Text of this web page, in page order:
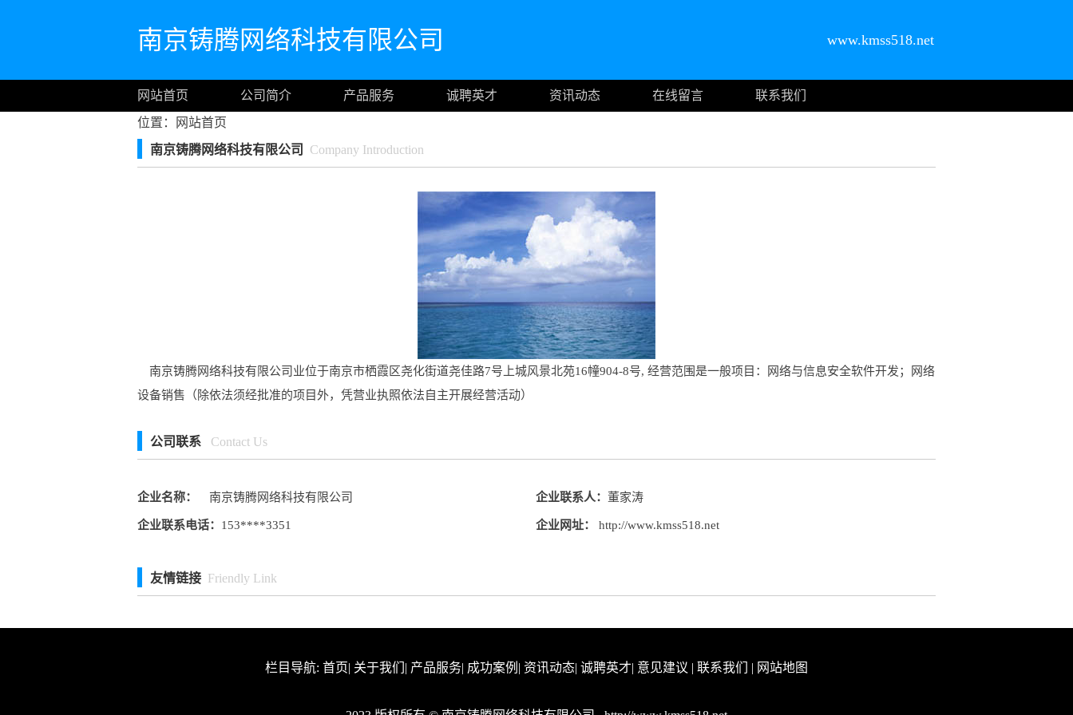
南京铸腾网络科技有限公司 www.kmss518.net
网站首页 公司简介 产品服务 诚聘英才 资讯动态 在线留言
联系我们
位置：
网站首页
南京铸腾网络科技有限公司
Company Introduction
南京铸腾网络科技有限公司业位于南京市栖霞区尧化街道尧佳路7号上城风景北苑16幢904-8号, 经营范围是一般项目：网络与信息安全软件开发；网络
设备销售（除依法须经批准的项目外，凭营业执照依法自主开展经营活动）
公司联系 Contact Us
企业名称： 南京铸腾网络科技有限公司 企业联系人： 董家涛
企业联系电话： 153****3351 企业网址： http://www.kmss518.net
友情链接 Friendly Link
栏目导航: 首页| 关于我们 | 产品服务| 成功案例 | 资讯动态| 诚聘英才| 意见建议 | 联系我们 | 网站地图